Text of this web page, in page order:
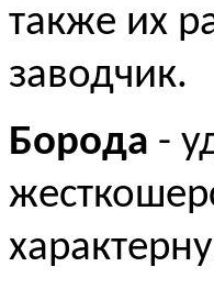
также их
заводчик.
Борода -